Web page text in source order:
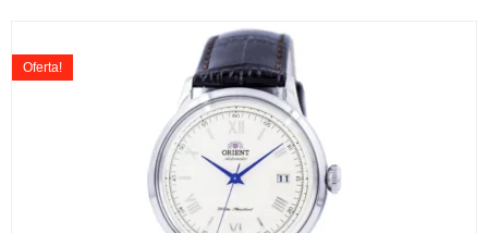
Oferta!